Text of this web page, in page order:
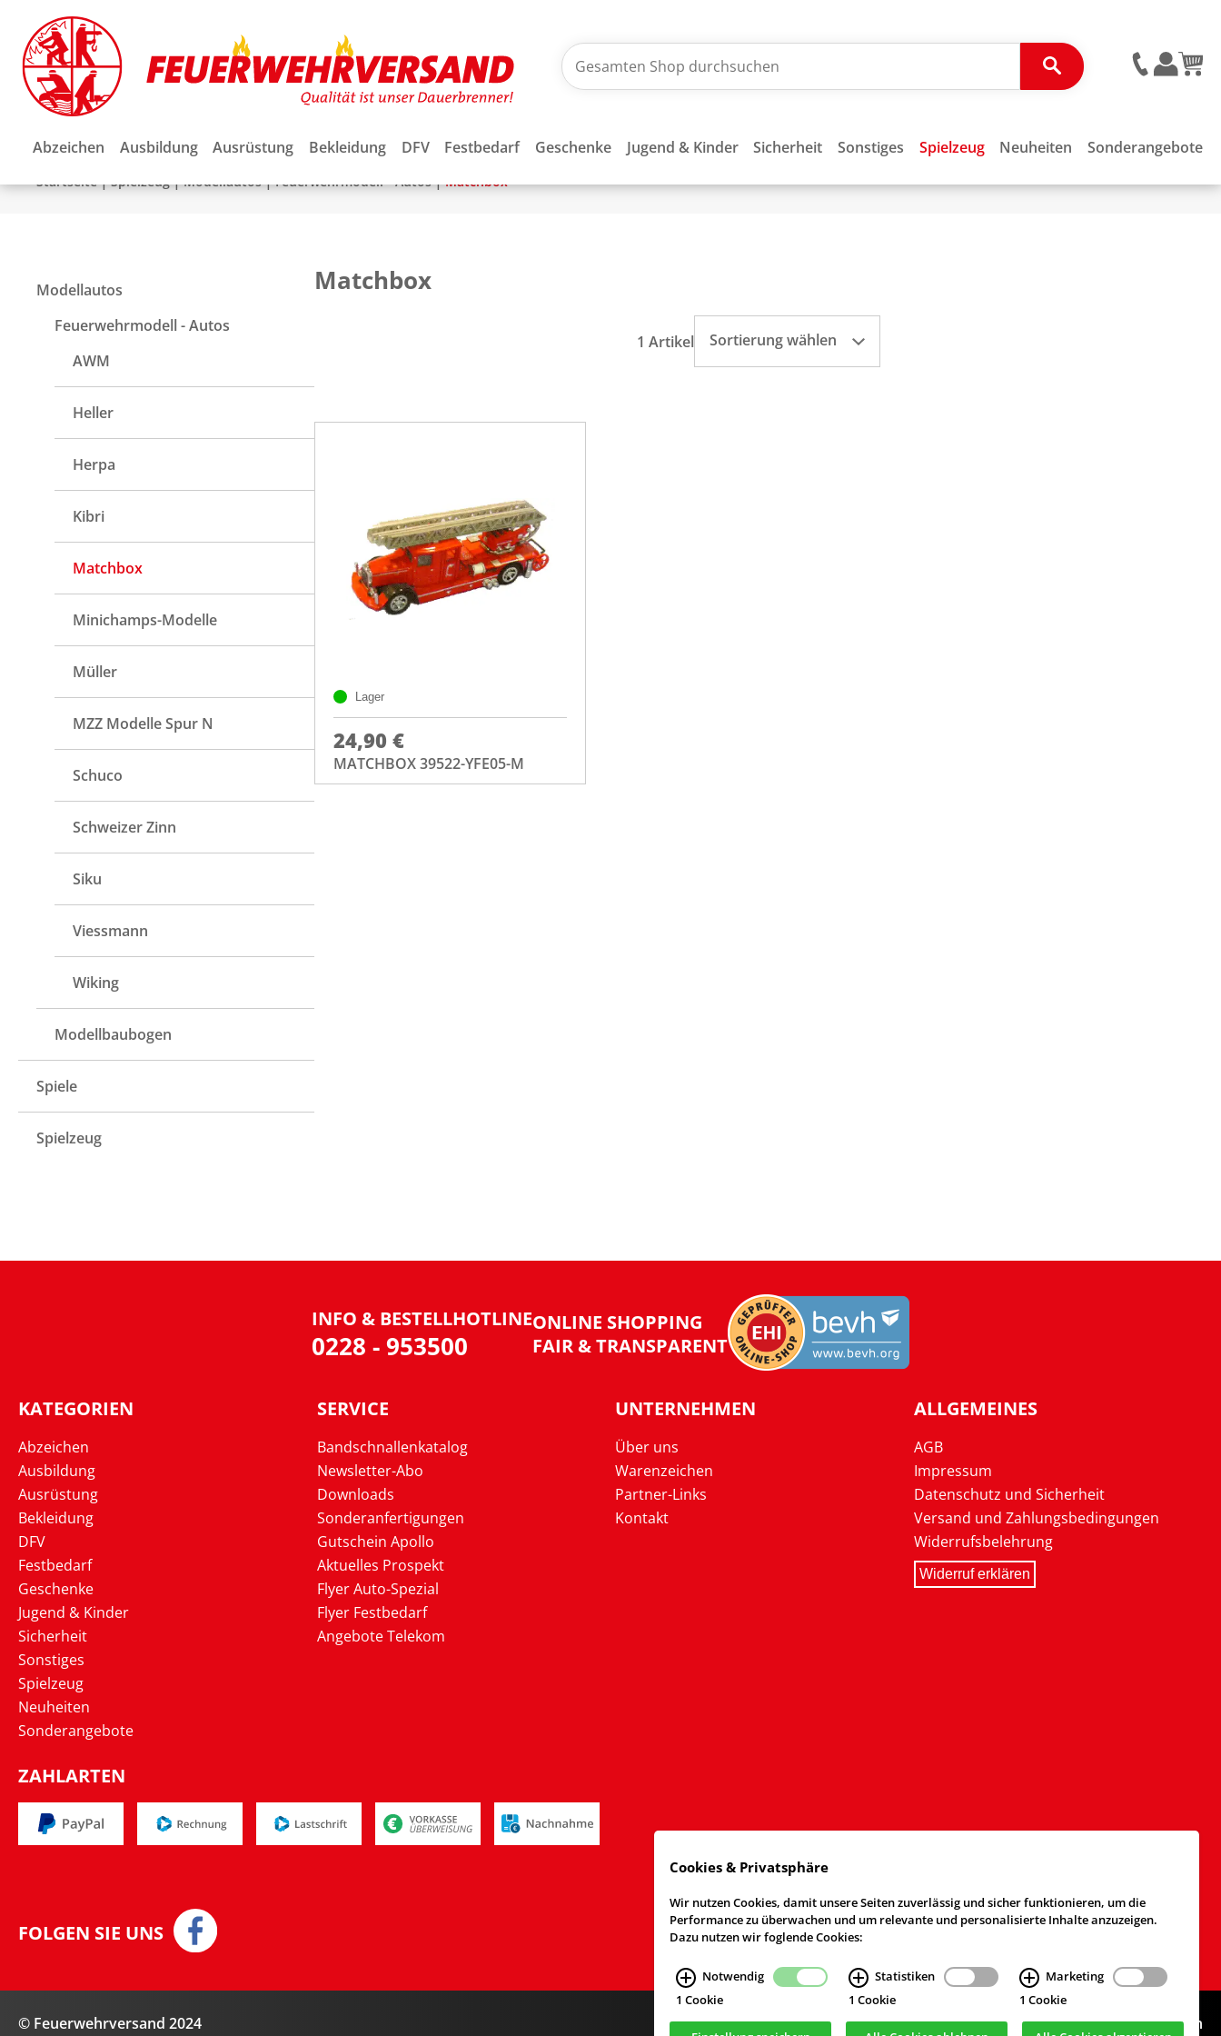
Abzeichen Ausbildung Ausrüstung Bekleidung DFV Festbedarf Geschenke Jugend & Kinder Sicherheit Sonstiges Spielzeug Neuheiten Sonderangebote
Startseite|Spielzeug|Modellautos|Feuerwehrmodell - Autos|Matchbox
Modellautos
Feuerwehrmodell - Autos
AWM
Heller
Herpa
Kibri
Matchbox
Minichamps-Modelle
Müller
MZZ Modelle Spur N
Schuco
Schweizer Zinn
Siku
Viessmann
Wiking
Modellbaubogen
Spiele
Spielzeug
Matchbox
1 Artikel Sortierung wählen
Lager
24,90 €
MATCHBOX 39522-YFE05-M
INFO & BESTELLHOTLINE
0228 - 953500
ONLINE SHOPPING
FAIR & TRANSPARENT
KATEGORIEN
Abzeichen
Ausbildung
Ausrüstung
Bekleidung
DFV
Festbedarf
Geschenke
Jugend & Kinder
Sicherheit
Sonstiges
Spielzeug
Neuheiten
Sonderangebote
SERVICE
Bandschnallenkatalog
Newsletter-Abo
Downloads
Sonderanfertigungen
Gutschein Apollo
Aktuelles Prospekt
Flyer Auto-Spezial
Flyer Festbedarf
Angebote Telekom
UNTERNEHMEN
Über uns
Warenzeichen
Partner-Links
Kontakt
ALLGEMEINES
AGB
Impressum
Datenschutz und Sicherheit
Versand und Zahlungsbedingungen
Widerrufsbelehrung
Widerruf erklären
ZAHLARTEN
FOLGEN SIE UNS
© Feuerwehrversand 2024 Webdesign & Realisierungcekom GmbH, Köln
Cookies & Privatsphäre
Wir nutzen Cookies, damit unsere Seiten zuverlässig und sicher funktionieren, um die
Performance zu überwachen und um relevante und personalisierte Inhalte anzuzeigen.
Dazu nutzen wir foglende Cookies:
Notwendig
1 Cookie
Statistiken
1 Cookie
Marketing
1 Cookie